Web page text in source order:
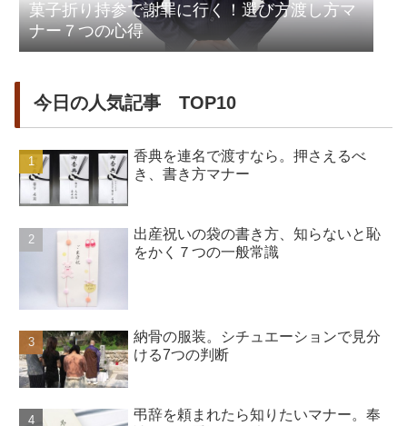
菓子折り持参で謝罪に行く！選び方渡し方マ
ナー７つの心得
今日の人気記事 TOP10
香典を連名で渡すなら。押さえるべ
き、書き方マナー
出産祝いの袋の書き方、知らないと恥
をかく７つの一般常識
納骨の服装。シチュエーションで見分
ける7つの判断
弔辞を頼まれたら知りたいマナー。奉